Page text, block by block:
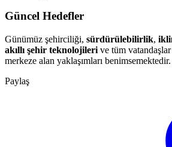
Güncel Hedefler
Günümüz şehirciliği, sürdürülebilirlik,
akıllı şehir teknolojileri ve tüm
merkeze alan yaklaşımları benimsemektedir.
Paylaş